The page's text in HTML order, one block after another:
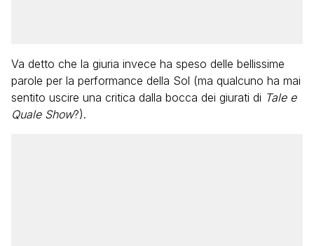
Va detto che la giuria invece ha speso delle bellissime
parole per la performance della Sol (ma qualcuno ha mai
sentito uscire una critica dalla bocca dei giurati di Tale e
Quale Show?).